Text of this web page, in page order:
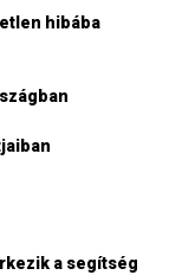
hibába
a segítség